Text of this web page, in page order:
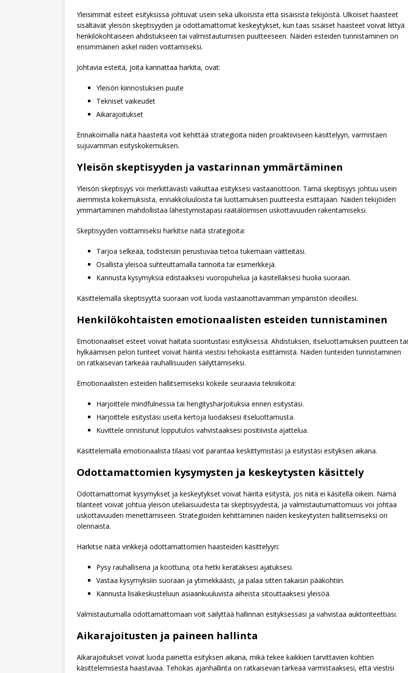
Yleisimmät esteet esityksissä johtuvat usein sekä ulkoisista että sisäisistä tekijöistä. Ulkoiset haasteet
sisältävät yleisön skeptisyyden ja odottamattomat keskeytykset, kun taas sisäiset haasteet voivat liittyä
henkilökohtaiseen ahdistukseen tai valmistautumisen puutteeseen. Näiden esteiden tunnistaminen on
ensimmäinen askel niiden voittamiseksi.
Johtavia esteitä, joita kannattaa harkita, ovat:
Yleisön kiinnostuksen puute
Tekniset vaikeudet
Aikarajoitukset
Ennakoimalla näitä haasteita voit kehittää strategioita niiden proaktiiviseen käsittelyyn, varmistaen
sujuvamman esityskokemuksen.
Yleisön skeptisyyden ja vastarinnan ymmärtäminen
Yleisön skeptisyys voi merkittävästi vaikuttaa esityksesi vastaanottoon. Tämä skeptisyys johtuu usein
aiemmista kokemuksista, ennakkoluuloista tai luottamuksen puutteesta esittäjään. Näiden tekijöiden
ymmärtäminen mahdollistaa lähestymistapasi räätälöimisen uskottavuuden rakentamiseksi.
Skeptisyyden voittamiseksi harkitse näitä strategioita:
Tarjoa selkeää, todisteisiin perustuvaa tietoa tukemaan väitteitäsi.
Osallista yleisöä suhteuttamalla tarinoita tai esimerkkejä.
Kannusta kysymyksiä edistääksesi vuoropuhelua ja käsitelläksesi huolia suoraan.
Käsittelemällä skeptisyyttä suoraan voit luoda vastaanottavamman ympäristön ideoillesi.
Henkilökohtaisten emotionaalisten esteiden tunnistaminen
Emotionaaliset esteet voivat haitata suoritustasi esityksessä. Ahdistuksen, itseluottamuksen puutteen tai
hylkäämisen pelon tunteet voivat häiritä viestisi tehokasta esittämistä. Näiden tunteiden tunnistaminen
on ratkaisevan tärkeää rauhallisuuden säilyttämiseksi.
Emotionaalisten esteiden hallitsemiseksi kokeile seuraavia tekniikoita:
Harjoittele mindfulnessia tai hengitysharjoituksia ennen esitystäsi.
Harjoittele esitystäsi useita kertoja luodaksesi itseluottamusta.
Kuvittele onnistunut lopputulos vahvistaaksesi positiivista ajattelua.
Käsittelemällä emotionaalista tilaasi voit parantaa keskittymistäsi ja esitystäsi esityksen aikana.
Odottamattomien kysymysten ja keskeytysten käsittely
Odottamattomat kysymykset ja keskeytykset voivat häiritä esitystä, jos niitä ei käsitellä oikein. Nämä
tilanteet voivat johtua yleisön uteliaisuudesta tai skeptisyydestä, ja valmistautumattomuus voi johtaa
uskottavuuden menettämiseen. Strategioiden kehittäminen näiden keskeytysten hallitsemiseksi on
olennaista.
Harkitse näitä vinkkejä odottamattomien haasteiden käsittelyyn:
Pysy rauhallisena ja koottuna; ota hetki kerätäksesi ajatuksesi.
Vastaa kysymyksiin suoraan ja ytimekkäästi, ja palaa sitten takaisin pääkohtiin.
Kannusta lisäkeskusteluun asiaankuuluvista aiheista sitouttaaksesi yleisöä.
Valmistautumalla odottamattomaan voit säilyttää hallinnan esityksessäsi ja vahvistaa auktoriteettiasi.
Aikarajoitusten ja paineen hallinta
Aikarajoitukset voivat luoda painetta esityksen aikana, mikä tekee kaikkien tarvittavien kohtien
käsittelemisestä haastavaa. Tehokas ajanhallinta on ratkaisevan tärkeää varmistaaksesi, että viestisi